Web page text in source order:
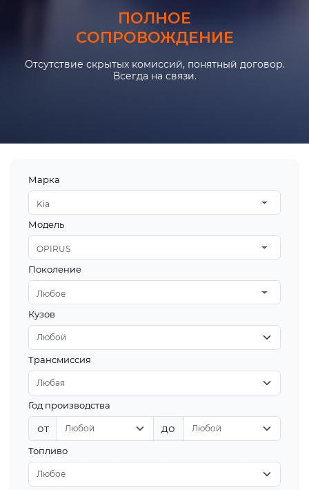
ПОЛНОЕ
СОПРОВОЖДЕНИЕ
Отсутствие скрытых комиссий, понятный договор.
Всегда на связи.
Марка
Kia
Модель
OPIRUS
Поколение
Любое
Кузов
Трансмиссия
Год производства
от до
Топливо